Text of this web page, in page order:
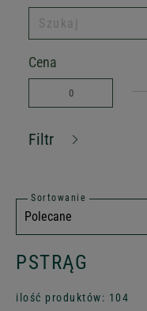
Cena
Filtr
Sortowanie
PSTRĄG
ilość produktów: 104